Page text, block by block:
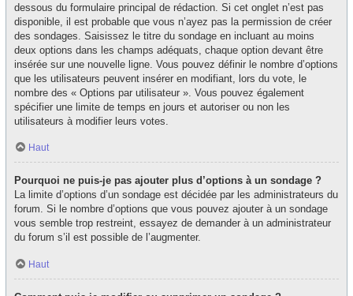
dessous du formulaire principal de rédaction. Si cet onglet n’est pas
disponible, il est probable que vous n’ayez pas la permission de créer
des sondages. Saisissez le titre du sondage en incluant au moins
deux options dans les champs adéquats, chaque option devant être
insérée sur une nouvelle ligne. Vous pouvez définir le nombre d’options
que les utilisateurs peuvent insérer en modifiant, lors du vote, le
nombre des « Options par utilisateur ». Vous pouvez également
spécifier une limite de temps en jours et autoriser ou non les
utilisateurs à modifier leurs votes.
Haut
Pourquoi ne puis-je pas ajouter plus d’options à un sondage ?
La limite d’options d’un sondage est décidée par les administrateurs du
forum. Si le nombre d’options que vous pouvez ajouter à un sondage
vous semble trop restreint, essayez de demander à un administrateur
du forum s’il est possible de l’augmenter.
Haut